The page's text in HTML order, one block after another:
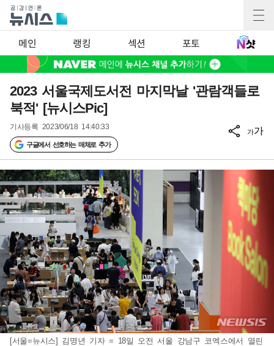
메인 랭킹 섹션 포토
2023 서울국제도서전 마지막날 '관람객들로
북적' [뉴시스Pic]
기사등록 2023/06/18 14:40:33
구글에서 선호하는 매체로 추가
가가
[서울=뉴시스] 김명년 기자 = 18일 오전 서울 강남구 코엑스에서 열린